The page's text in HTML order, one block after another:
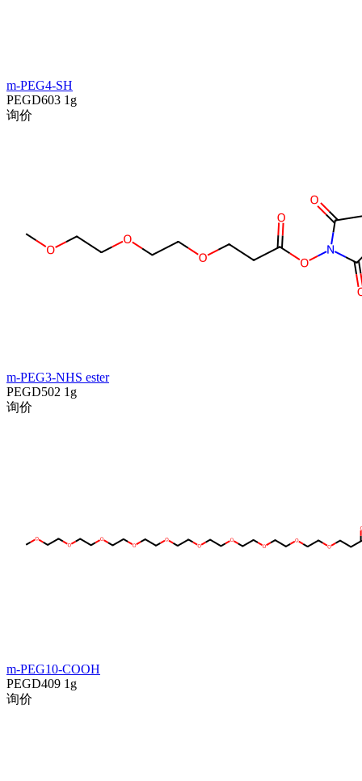
m-PEG4-SH
PEGD603 1g
询价
m-PEG3-NHS ester
PEGD502 1g
询价
m-PEG10-COOH
PEGD409 1g
询价